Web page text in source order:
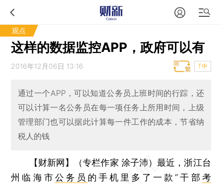
观点
这样的数据监控APP，政府可以有
2016年12月06日 13:16 T中
通过一个APP，可以知道公务员上班时间的行踪，还
可以计算一名公务员在每一项任务上所用时间，上级
管理部门也可以据此计算每一件工作的成本，节省纳
税人的钱
【财新网】（专栏作家 涂子沛）最近，浙江台
州临海市公务员 的手机里多了一款“干部 考